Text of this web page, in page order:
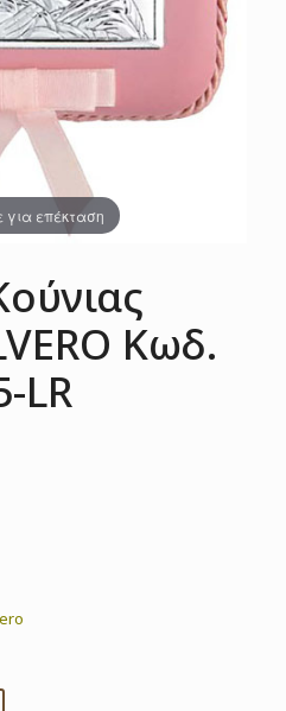
για επέκταση
Κωδ.
LR